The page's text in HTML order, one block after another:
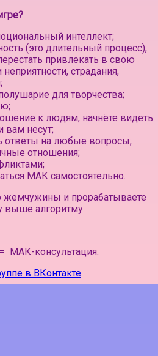
интеллект;
(это длительный процесс),
привлекать в свою
страдания,
для творчества;
к людям, начнёте видеть
вам несут;
ответы на любые вопросы;
отношения;
МАК самостоятельно.
жемчужины и прорабатываете
выше алгоритму.
МАК-консультация.
в ВКонтакте